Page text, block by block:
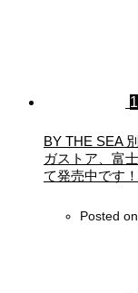
1
BY THE SEA
ガストア、富
て発売中です！
Posted on